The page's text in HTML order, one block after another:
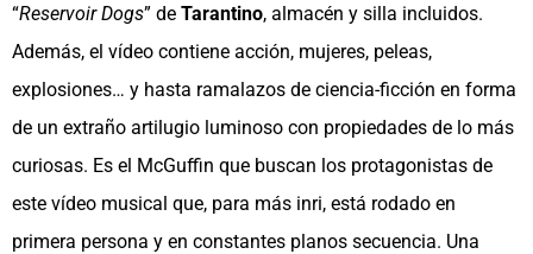
“Reservoir Dogs” de Tarantino, almacén y silla incluidos.
Además, el vídeo contiene acción, mujeres, peleas,
explosiones… y hasta ramalazos de ciencia-ficción en forma
de un extraño artilugio luminoso con propiedades de lo más
curiosas. Es el McGuffin que buscan los protagonistas de
este vídeo musical que, para más inri, está rodado en
primera persona y en constantes planos secuencia. Una